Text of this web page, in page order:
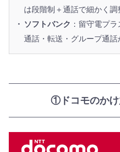
は段階制＋通話で細かく調
ソフトバンク ：留守電プ
通話・転送・グループ通話
①ドコモのかけ